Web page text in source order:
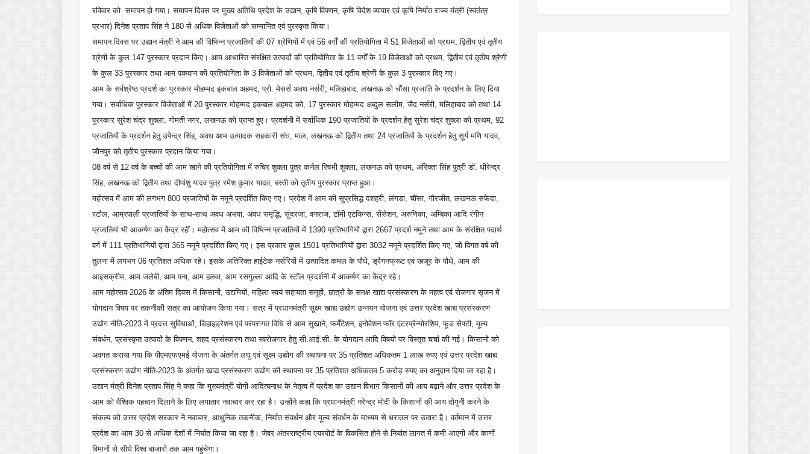
रविवार को समापन हो गया। समापन दिवस पर मुख्य अतिथि प्रदेश के उद्यान, कृषि विपणन, कृषि विदेश व्यापार एवं कृषि निर्यात राज्य मंत्री (स्वतंत्र
प्रभार) दिनेश प्रताप सिंह ने 180 से अधिक विजेताओं को सम्मानित एवं पुरस्कृत किया।
समापन दिवस पर उद्यान मंत्री ने आम की विभिन्न प्रजातियों की 07 श्रेणियों में एवं 56 वर्गों की प्रतियोगिता में 51 विजेताओं को प्रथम, द्वितीय एवं तृतीय
श्रेणी के कुल 147 पुरस्कार प्रदान किए। आम आधारित संरक्षित उत्पादों की प्रतियोगिता के 11 वर्गों के 19 विजेताओं को प्रथम, द्वितीय एवं तृतीय श्रेणी
के कुल 33 पुरस्कार तथा आम पकवान की प्रतियोगिता के 3 विजेताओं को प्रथम, द्वितीय एवं तृतीय श्रेणी के कुल 3 पुरस्कार दिए गए।
आम के सर्वश्रेष्ठ प्रदर्श का पुरस्कार मोहम्मद इकबाल अहमद, प्रो. मेसर्स अवध नर्सरी, मलिहाबाद, लखनऊ को चौंसा प्रजाति के प्रदर्शन के लिए दिया
गया। सर्वाधिक पुरस्कार विजेताओं में 20 पुरस्कार मोहम्मद इकबाल अहमद को, 17 पुरस्कार मोहम्मद अब्दुल सलीम, जैद नर्सरी, मलिहाबाद को तथा 14
पुरस्कार सुरेश चंद्र शुक्ला, गोमती नगर, लखनऊ को प्राप्त हुए। प्रदर्शनी में सर्वाधिक 190 प्रजातियों के प्रदर्शन हेतु सुरेश चंद्र शुक्ला को प्रथम, 92
प्रजातियों के प्रदर्शन हेतु उपेन्द्र सिंह, अवध आम उत्पादक सहकारी संघ, माल, लखनऊ को द्वितीय तथा 24 प्रजातियों के प्रदर्शन हेतु सूर्य मणि यादव,
जौनपुर को तृतीय पुरस्कार प्रदान किया गया।
08 वर्ष से 12 वर्ष के बच्चों की आम खाने की प्रतियोगिता में रुचिर शुक्ला पुत्र कर्नल रिषभी शुक्ला, लखनऊ को प्रथम, अरिक्ता सिंह पुत्री डॉ. धीरेन्द्र
सिंह, लखनऊ को द्वितीय तथा दीपांशु यादव पुत्र रमेश कुमार यादव, बस्ती को तृतीय पुरस्कार प्राप्त हुआ।
महोत्सव में आम की लगभग 800 प्रजातियों के नमूने प्रदर्शित किए गए। प्रदेश में आम की सुप्रसिद्ध दशहरी, लंगड़ा, चौंसा, गौरजीत, लखनऊ सफेदा,
रटौल, आम्रपाली प्रजातियों के साथ-साथ अवध अभया, अवध समृद्धि, सुंदरजा, वनराज, टॉमी एटकिन्स, सेंसेशन, अरुणिका, अम्बिका आदि रंगीन
प्रजातियां भी आकर्षण का केंद्र रहीं। महोत्सव में आम की विभिन्न प्रजातियों में 1390 प्रतिभागियों द्वारा 2667 प्रदर्श नमूने तथा आम के संरक्षित पदार्थ
वर्ग में 111 प्रतिभागियों द्वारा 365 नमूने प्रदर्शित किए गए। इस प्रकार कुल 1501 प्रतिभागियों द्वारा 3032 नमूने प्रदर्शित किए गए, जो विगत वर्ष की
तुलना में लगभग 06 प्रतिशत अधिक रहे। इसके अतिरिक्त हाईटेक नर्सरियों में उत्पादित कमल के पौधे, ड्रैगनफ्रूट एवं खजूर के पौधे, आम की
आइसक्रीम, आम जलेबी, आम पना, आम हलवा, आम रसगुल्ला आदि के स्टॉल प्रदर्शनी में आकर्षण का केंद्र रहे।
आम महोत्सव-2026 के अंतिम दिवस में किसानों, उद्यमियों, महिला स्वयं सहायता समूहों, छात्रों के समक्ष खाद्य प्रसंस्करण के महत्व एवं रोजगार सृजन में
योगदान विषय पर तकनीकी सत्र का आयोजन किया गया। सत्र में प्रधानमंत्री सूक्ष्म खाद्य उद्योग उन्नयन योजना एवं उत्तर प्रदेश खाद्य प्रसंस्करण
उद्योग नीति-2023 में प्रदत्त सुविधाओं, डिहाइड्रेशन एवं परंपरागत विधि से आम सुखाने, फर्मेंटेशन, इनोवेशन फॉर एंटरप्रेन्योरशिप, फूड सेफ्टी, मूल्य
संवर्धन, प्रसंस्कृत उत्पादों के विपणन, शहद प्रसंस्करण तथा स्वरोजगार हेतु सी.आई.सी. के योगदान आदि विषयों पर विस्तृत चर्चा की गई। किसानों को
अवगत कराया गया कि पीएमएफएमई योजना के अंतर्गत लघु एवं सूक्ष्म उद्योग की स्थापना पर 35 प्रतिशत अधिकतम 1 लाख रुपए एवं उत्तर प्रदेश खाद्य
प्रसंस्करण उद्योग नीति-2023 के अंतर्गत खाद्य प्रसंस्करण उद्योग की स्थापना पर 35 प्रतिशत अधिकतम 5 करोड़ रुपए का अनुदान दिया जा रहा है।
उद्यान मंत्री दिनेश प्रताप सिंह ने कहा कि मुख्यमंत्री योगी आदित्यनाथ के नेतृत्व में प्रदेश का उद्यान विभाग किसानों की आय बढ़ाने और उत्तर प्रदेश के
आम को वैश्विक पहचान दिलाने के लिए लगातार नवाचार कर रहा है। उन्होंने कहा कि प्रधानमंत्री नरेन्द्र मोदी के किसानों की आय दोगुनी करने के
संकल्प को उत्तर प्रदेश सरकार ने नवाचार, आधुनिक तकनीक, निर्यात संवर्धन और मूल्य संवर्धन के माध्यम से धरातल पर उतारा है। वर्तमान में उत्तर
प्रदेश का आम 30 से अधिक देशों में निर्यात किया जा रहा है। जेवर अंतरराष्ट्रीय एयरपोर्ट के विकसित होने से निर्यात लागत में कमी आएगी और कार्गाे
विमानों से सीधे विश्व बाजारों तक आम पहुंचेगा।